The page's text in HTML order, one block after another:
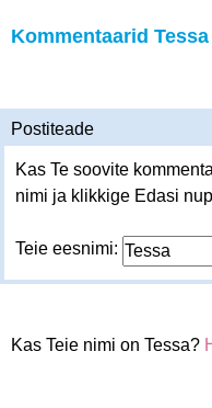
Kommentaarid Tessa
Postiteade
Kas Te soovite
nimi ja klikkige Edasi
Teie eesnimi:
Kas Teie nimi on Tessa?